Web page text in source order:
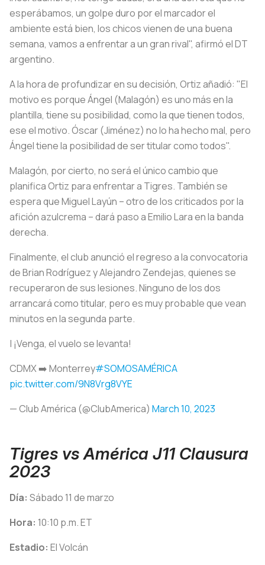
esperábamos, un golpe duro por el marcador el
ambiente está bien, los chicos vienen de una buena
semana, vamos a enfrentar a un gran rival", afirmó el DT
argentino.
A la hora de profundizar en su decisión, Ortiz añadió: "El
motivo es porque Ángel (Malagón) es uno más en la
plantilla, tiene su posibilidad, como la que tienen todos,
ese el motivo. Óscar (Jiménez) no lo ha hecho mal, pero
Ángel tiene la posibilidad de ser titular como todos".
Malagón, por cierto, no será el único cambio que
planifica Ortiz para enfrentar a Tigres. También se
espera que Miguel Layún – otro de los criticados por la
afición azulcrema – dará paso a Emilio Lara en la banda
derecha.
Finalmente, el club anunció el regreso a la convocatoria
de Brian Rodríguez y Alejandro Zendejas, quienes se
recuperaron de sus lesiones. Ninguno de los dos
arrancará como titular, pero es muy probable que vean
minutos en la segunda parte.
| ¡Venga, el vuelo se levanta!
CDMX ➡️ Monterrey#SOMOSAMÉRICA
pic.twitter.com/9N8Vrg8VYE
— Club América (@ClubAmerica) March 10, 2023
Tigres vs América J11 Clausura
2023
Día: Sábado 11 de marzo
Hora: 10:10 p.m. ET
Estadio: El Volcán